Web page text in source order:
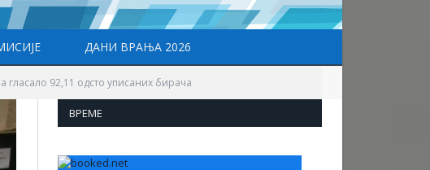
ДАНИ ВРАЊА 2026
92,11 одсто уписаних бирача
ВРЕМЕ